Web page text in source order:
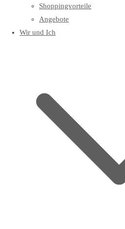
Shoppingvorteile
Angebote
Wir und Ich